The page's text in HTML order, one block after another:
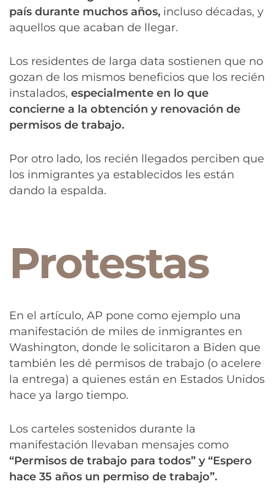
país durante muchos años, incluso décadas, y
aquellos que acaban de llegar.
Los residentes de larga data sostienen que no
gozan de los mismos beneficios que los recién
instalados, especialmente en lo que
concierne a la obtención y renovación de
permisos de trabajo.
Por otro lado, los recién llegados perciben que
los inmigrantes ya establecidos les están
dando la espalda.
Protestas
En el artículo, AP pone como ejemplo una
manifestación de miles de inmigrantes en
Washington, donde le solicitaron a Biden que
también les dé permisos de trabajo (o acelere
la entrega) a quienes están en Estados Unidos
hace ya largo tiempo.
Los carteles sostenidos durante la
manifestación llevaban mensajes como
“Permisos de trabajo para todos” y “Espero
hace 35 años un permiso de trabajo”.